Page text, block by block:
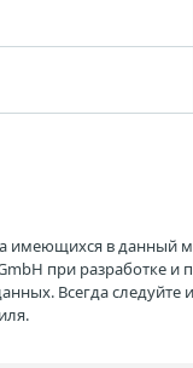
имеющихся в данный
при разработке и
Всегда